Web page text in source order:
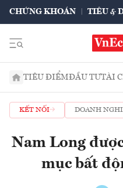
CHỨNG KHOÁN TIÊU &
TIÊU ĐIỂMĐẦU TƯTÀI
KẾT NỐI DOANH
Nam Long
mục bất